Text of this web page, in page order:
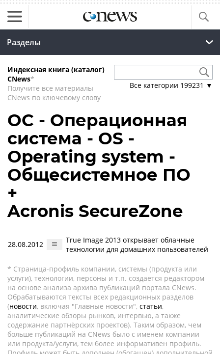
Разделы
Индексная книга (каталог)
CNews*
Получите все материалы
CNews по ключевому слову
Все категории 199231 ▼
ОС - Операционная
система - OS -
Operating system -
Общесистемное ПО
+
Acronis SecureZone
28.08.2012
True Image 2013 открывает облачные
технологии для домашних пользователей
* Страница-профиль компании, системы (продукта или
услуги), технологии, персоны и т.п. создается редактором
на основе анализа архива публикаций портала CNews.
Обрабатываются тексты всех редакционных разделов
(новости, включая "Главные новости", статьи,
аналитические обзоры рынков, интервью, а также
содержание партнёрских проектов). Таким образом, чем
больше публикаций на CNews было с именем компании
или продукта/услуги, тем более информативен профиль.